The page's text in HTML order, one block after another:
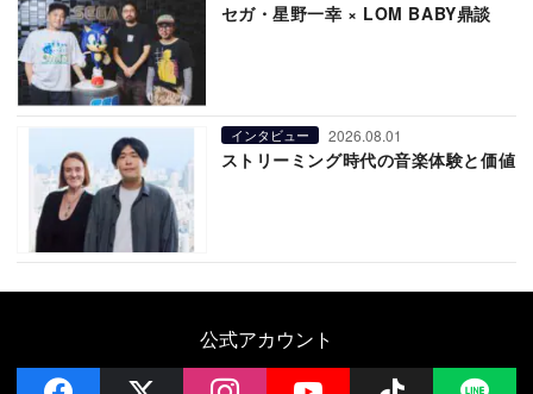
セガ・星野一幸 × LOM BABY鼎談
インタビュー 2026.08.01
ストリーミング時代の音楽体験と価値
公式アカウント